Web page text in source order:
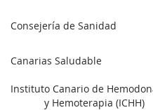
Consejería de Sanidad
Canarias Saludable
Instituto Canario de
y Hemoterapia (ICHH)